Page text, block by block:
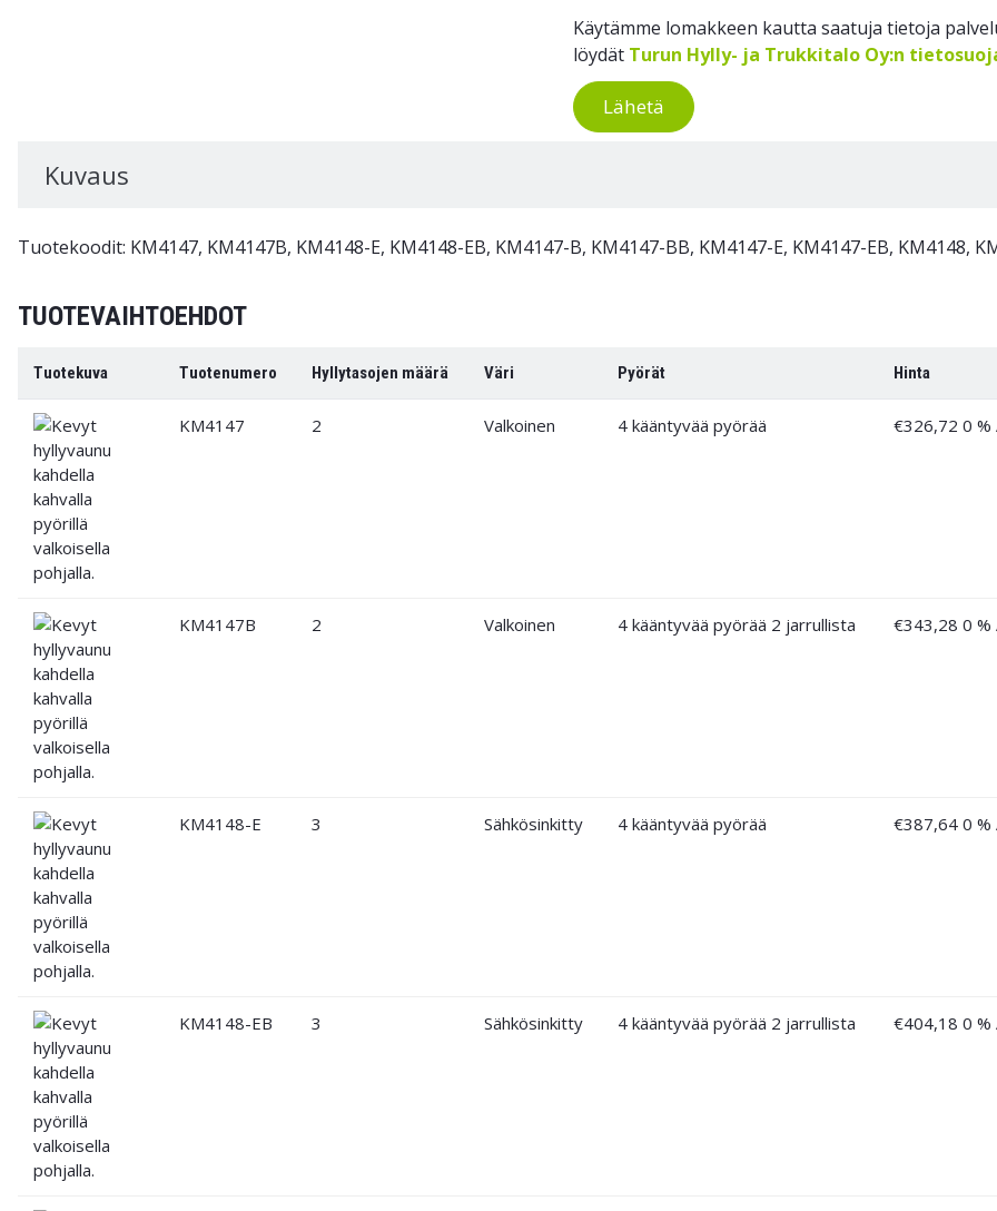
Käytämme lomakkeen kautta saatuja tietoja
löydät Turun Hylly- ja Trukkitalo Oy:n
Lähetä
Kuvaus
Tuotekoodit: KM4147, KM4147B, KM4148-E, KM4148-EB, KM4147-B, KM4147-BB, KM4147-E, KM4147-EB, KM4148,
TUOTEVAIHTOEHDOT
Tuotekuva Tuotenumero Hyllytasojen määrä Väri Pyörät Hinta
KM4147 2 Valkoinen 4 kääntyvää pyörää €326,72 0 %
KM4147B 2 Valkoinen 4 kääntyvää pyörää 2 jarrullista €343,28 0 %
KM4148-E 3 Sähkösinkitty 4 kääntyvää pyörää €387,64 0 %
KM4148-EB 3 Sähkösinkitty 4 kääntyvää pyörää 2 jarrullista €404,18 0 %